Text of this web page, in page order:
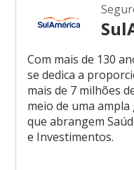
Com mais de 130
se dedica a
mais de 7 milhões
meio de uma
que abrangem
e Investimentos.